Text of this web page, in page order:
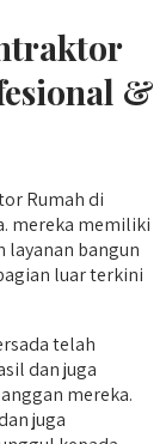
&
Rumah di
mereka memiliki
layanan bangun
luar terkini
telah
dan juga
mereka.
juga